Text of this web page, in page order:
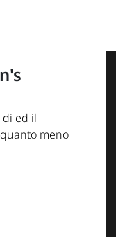
ed il
meno